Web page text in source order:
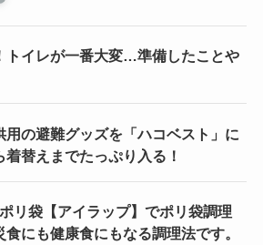
トイレが一番大変…準備したことや
用の避難グッズを「ハコベスト」に
替えまでたっぷり入る！
リ袋【アイラップ】でポリ袋調理
にも健康食にもなる調理法です。